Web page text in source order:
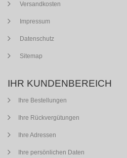
Versandkosten
Impressum
Datenschutz
Sitemap
IHR KUNDENBEREICH
Ihre Bestellungen
Ihre Rückvergütungen
Ihre Adressen
Ihre persönlichen Daten